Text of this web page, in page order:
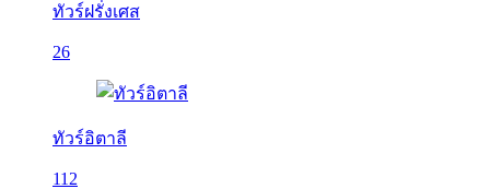
ทัวร์ฝรั่งเศส
26
ทัวร์อิตาลี
112